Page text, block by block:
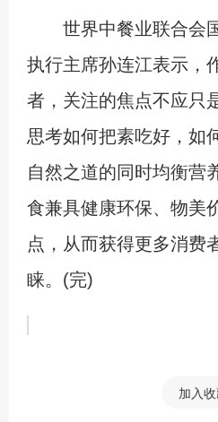
世界中餐业联合会
执行主席孙连江表示，
者，关注的焦点不应只
思考如何把素吃好，如
自然之道的同时均衡营
食兼具健康环保、物美
点，从而获得更多消费
睐。(完)
加入